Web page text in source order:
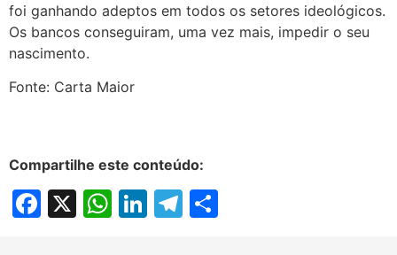
foi ganhando adeptos em todos os setores ideológicos.
Os bancos conseguiram, uma vez mais, impedir o seu
nascimento.
Fonte: Carta Maior
Compartilhe este conteúdo:
Facebook
X WhatsApp
LinkedIn
Telegram